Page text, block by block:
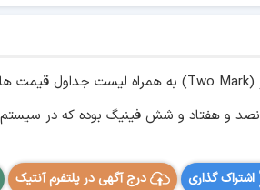
اشتراک گذاری درج آگهی در پلتفرم آنتیک